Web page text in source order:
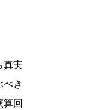
真実
べき
算回